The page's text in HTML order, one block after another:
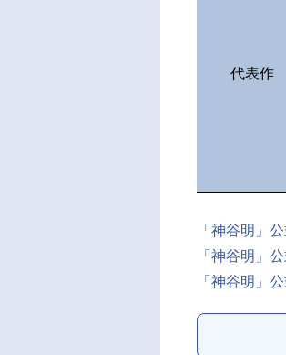
代表作
「神谷明」
「神谷明」
「神谷明」